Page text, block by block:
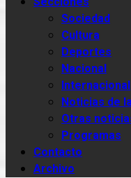
Sociedad
Cultura
Deportes
Nacional
Internacional
Noticias de
Otras
Programas
Contacto
Archivo